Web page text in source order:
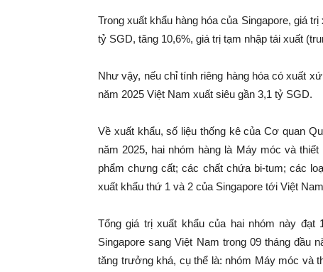
Trong xuất khẩu hàng hóa của Singapore, giá
tỷ SGD, tăng 10,6%, giá trị tạm nhập tái xuất
Như vậy, nếu chỉ tính riêng hàng hóa có xuất
năm 2025 Việt Nam xuất siêu gần 3,1 tỷ SGD.
Về xuất khẩu, số liệu thống kê của Cơ quan
năm 2025, hai nhóm hàng là Máy móc và
phẩm chưng cất; các chất chứa bi-tum; các
xuất khẩu thứ 1 và 2 của Singapore tới Việt
Tổng giá trị xuất khẩu của hai nhóm này
Singapore sang Việt Nam trong 09 tháng đầu
tăng trưởng khá, cụ thể là: nhóm Máy móc và